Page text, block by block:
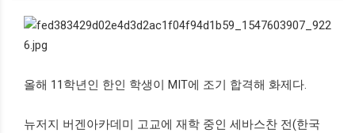
올해 11학년인 한인 학생이 MIT에 조기 합격해 화제다.
뉴저지 버겐아카데미 고교에 재학 중인 세바스찬 전(한국